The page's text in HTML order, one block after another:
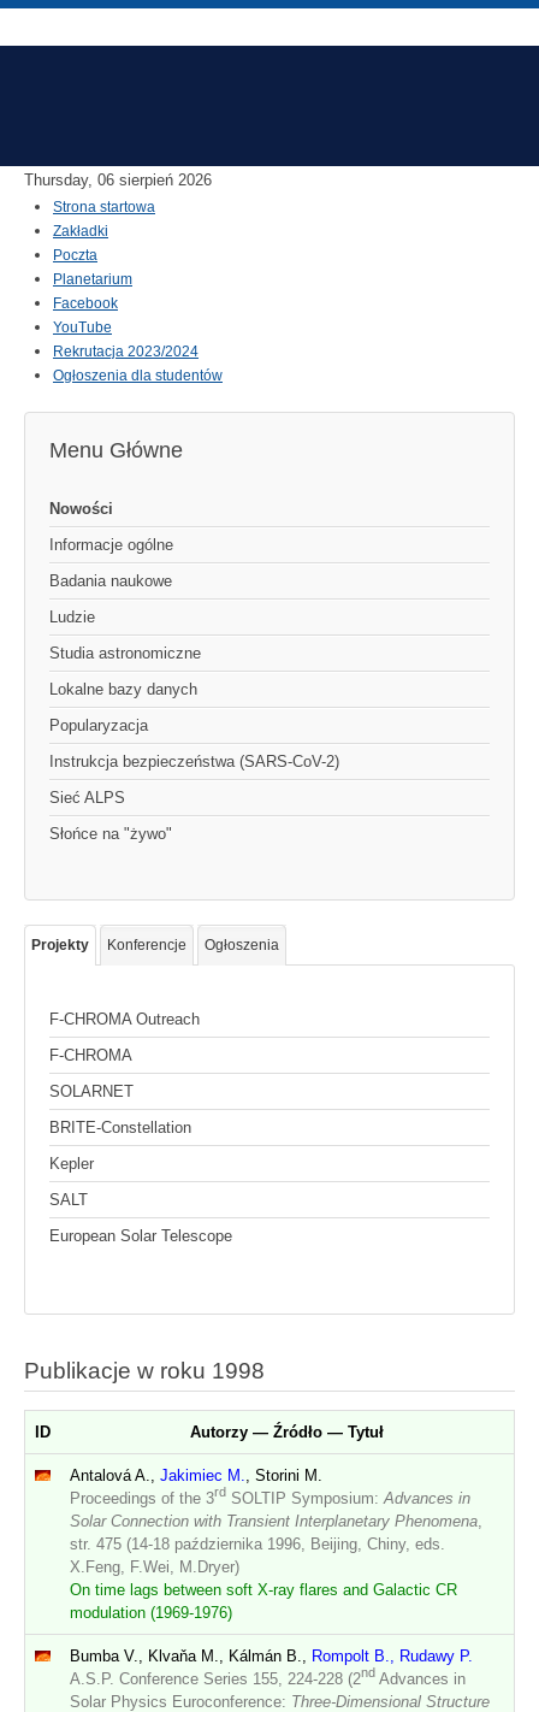
Thursday, 06 sierpień 2026
Strona startowa
Zakładki
Poczta
Planetarium
Facebook
YouTube
Rekrutacja 2023/2024
Ogłoszenia dla studentów
Menu Główne
Nowości
Informacje ogólne
Badania naukowe
Ludzie
Studia astronomiczne
Lokalne bazy danych
Popularyzacja
Instrukcja bezpieczeństwa (SARS-CoV-2)
Sieć ALPS
Słońce na "żywo"
Projekty Konferencje Ogłoszenia
F-CHROMA Outreach
F-CHROMA
SOLARNET
BRITE-Constellation
Kepler
SALT
European Solar Telescope
Publikacje w roku 1998
ID Autorzy — Źródło — Tytuł
Antalová A., Jakimiec M.
, Storini M.
Proceedings of the 3rd SOLTIP Symposium: Advances in
Solar Connection with Transient Interplanetary Phenomena
str. 475 (14-18 października 1996, Beijing, Chiny, eds.
X.Feng, F.Wei, M.Dryer)
On time lags between soft X-ray flares and Galactic CR
modulation (1969-1976)
Bumba V., Klvaňa M., Kálmán B.,
Rompolt B., Rudawy P.
A.S.P. Conference Series 155, 224-228 (2nd Advances in
Solar Physics Euroconference: Three-Dimensional Structure